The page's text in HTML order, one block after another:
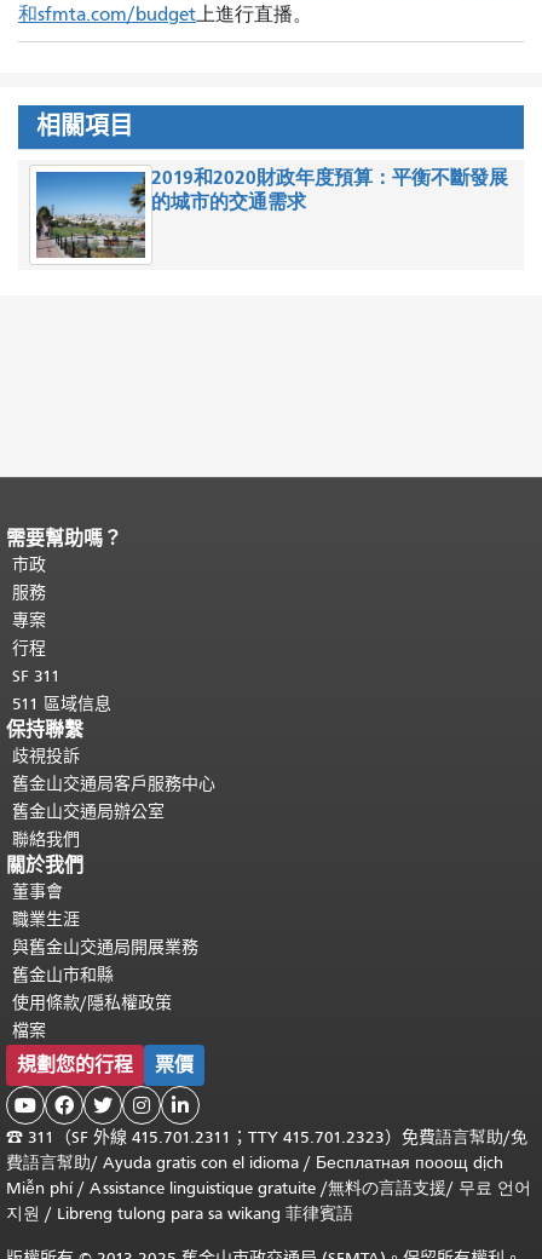
和sfmta.com/budget 上進行直播。
相關項目
2019和2020財政年度預算：平衡不斷發展
的城市的交通需求
頁面內容結束。
都會重複顯示。
需要幫助嗎？
市政
服務
專案
行程
SF 311
511 區域信息
保持聯繫
歧視投訴
舊金山交通局客戶服務中心
舊金山交通局辦公室
聯絡我們
關於我們
董事會
職業生涯
與舊金山交通局開展業務
舊金山市和縣
使用條款/隱私權政策
檔案
規劃您的行程 票價
    
☎ 311（SF 外線 415.701.2311；TTY 415.701.2323）免費語言幫助/免
費語言幫助/ Ayuda gratis con el idioma / Бесплатная пооощ dịch
Miễn phí/ Assistance linguistique gratuite /無料の言語支援/ 무료 언어
지원 / Libreng tulong para sa wikang 菲律賓語